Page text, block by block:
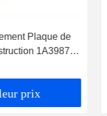
Plaque de
1A3987
prix